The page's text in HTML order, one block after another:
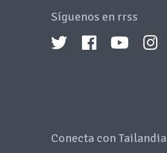
Síguenos en rrss
Conecta con Tailandia